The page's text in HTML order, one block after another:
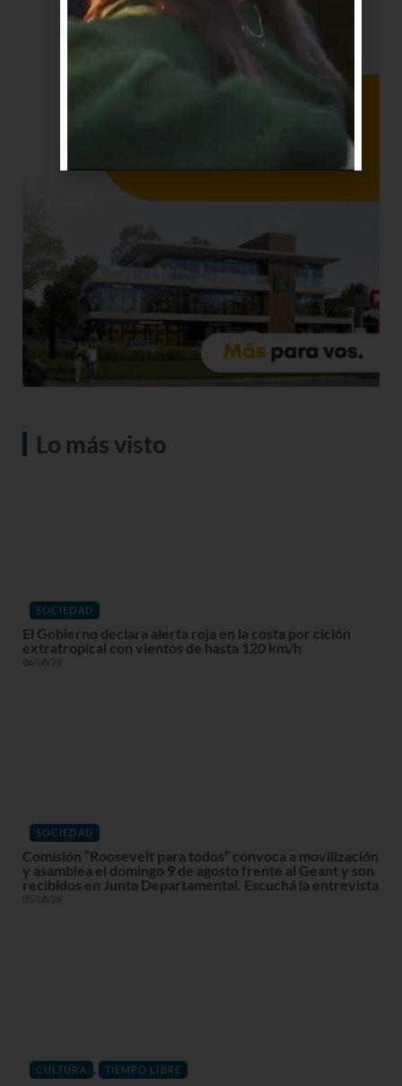
Lo más visto
SOCIEDAD
El Gobierno declara alerta roja en la costa por ciclón
extratropical con vientos de hasta 120 km/h
06/08/26
SOCIEDAD
Comisión “Roosevelt para todos” convoca a movilización
y asamblea el domingo 9 de agosto frente al Geant y son
recibidos en Junta Departamental. Escuchá la entrevista
05/08/26
CULTURA , TIEMPO LIBRE